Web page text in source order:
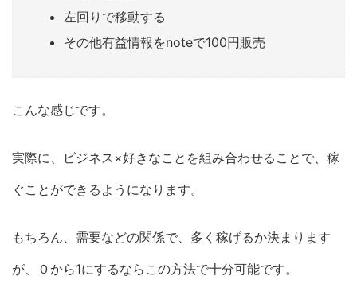
左回りで移動する
その他有益情報をnoteで100円販売
こんな感じです。
実際に、ビジネス×好きなことを組み合わせることで、稼
ぐことができるようになります。
もちろん、需要などの関係で、多く稼げるか決まります
が、０から1にするならこの方法で十分可能です。